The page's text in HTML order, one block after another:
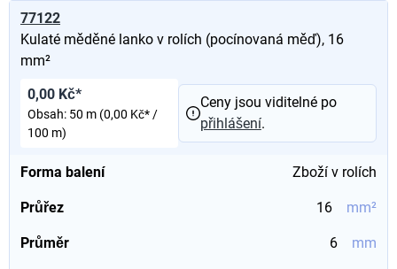
77122
Kulaté měděné lanko v rolích (pocínovaná měď), 16
mm²
Forma balení Zboží v rolích
Průřez 16 mm²
Průměr 6 mm
0,00 Kč*
Obsah: 50 m (0,00 Kč* /
100 m)
Ceny jsou viditelné po
přihlášení.